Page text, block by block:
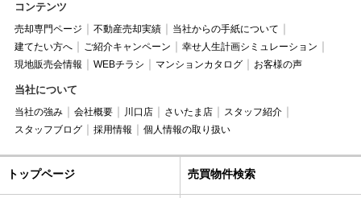
コンテンツ
売却専門ページ 不動産売却実績
当社からの手紙について
建てたい方へ
ご紹介キャンペーン
幸せ人生計画シミュレーション
現地販売会情報
WEBチラシ マンションカタログ お客様の声
当社について
当社の強み 会社概要 川口店 さいたま店
スタッフ紹介
スタッフブログ
採用情報 個人情報の取り扱い
トップページ 売買物件検索